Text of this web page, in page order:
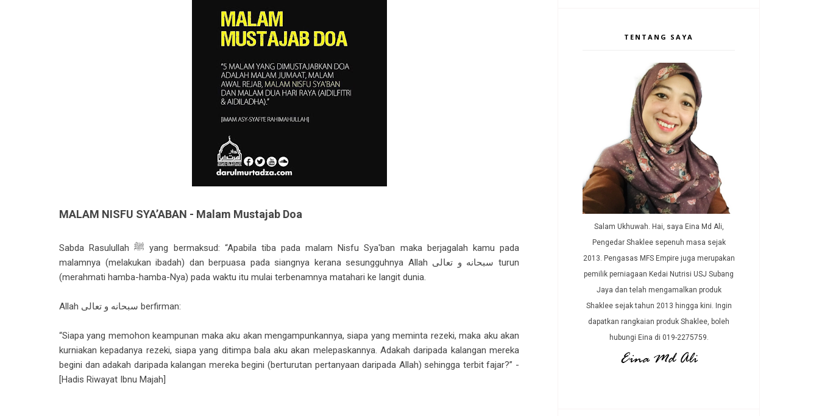
MALAM NISFU SYA’ABAN - Malam Mustajab Doa
Sabda Rasulullah ﷺ yang bermaksud: “Apabila tiba pada malam Nisfu Sya'ban maka berjagalah kamu pada
malamnya (melakukan ibadah) dan berpuasa pada siangnya kerana sesungguhnya Allah سبحانه و تعالى turun
(merahmati hamba-hamba-Nya) pada waktu itu mulai terbenamnya matahari ke langit dunia.
Allah سبحانه و تعالى berfirman:
“Siapa yang memohon keampunan maka aku akan mengampunkannya, siapa yang meminta rezeki, maka aku akan
kurniakan kepadanya rezeki, siapa yang ditimpa bala aku akan melepaskannya. Adakah daripada kalangan mereka
begini dan adakah daripada kalangan mereka begini (berturutan pertanyaan daripada Allah) sehingga terbit fajar?” -
[Hadis Riwayat Ibnu Majah]
TENTANG SAYA
Salam Ukhuwah. Hai, saya Eina Md Ali,
Pengedar Shaklee sepenuh masa sejak
2013. Pengasas MFS Empire juga merupakan
pemilik perniagaan Kedai Nutrisi USJ Subang
Jaya dan telah mengamalkan produk
Shaklee sejak tahun 2013 hingga kini. Ingin
dapatkan rangkaian produk Shaklee, boleh
hubungi Eina di 019-2275759.